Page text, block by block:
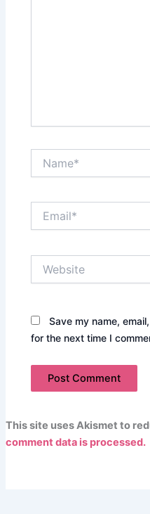
Save my name,
for the next time I
This site uses Akismet to
comment data is processed.